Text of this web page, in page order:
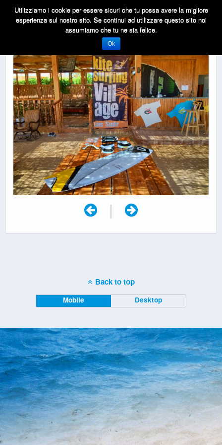
|
Utilizziamo i cookie per essere sicuri che tu possa avere la migliore
esperienza sul nostro sito. Se continui ad utilizzare questo sito noi
assumiamo che tu ne sia felice.
Ok
Back to top
Mobile Desktop